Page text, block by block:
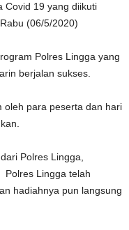
Covid 19 yang diikuti
(06/5/2020)
Polres Lingga yang
berjalan sukses.
para peserta dan hari
Polres Lingga,
Polres Lingga telah
hadiahnya pun langsung